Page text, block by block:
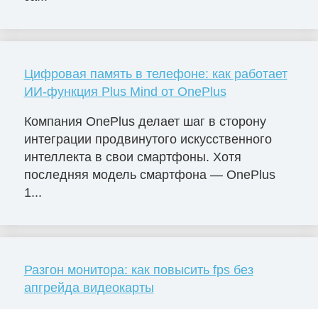
Цифровая память в телефоне: как работает
ИИ-функция Plus Mind от OnePlus
Компания OnePlus делает шаг в сторону
интеграции продвинутого искусственного
интеллекта в свои смартфоны. Хотя
последняя модель смартфона — OnePlus
1...
Разгон монитора: как повысить fps без
апгрейда видеокарты